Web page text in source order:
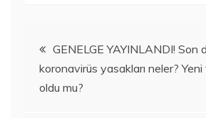
Yazı
gezinmesi
GENELGE YAYINLANDI! Son
koronavirüs yasakları neler?
oldu mu?